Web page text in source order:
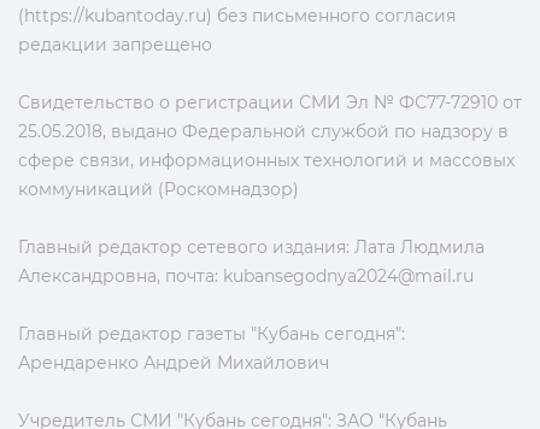
(https://kubantoday.ru) без письменного согласия
редакции запрещено
Свидетельство о регистрации СМИ Эл № ФС77-72910 от
25.05.2018, выдано Федеральной службой по надзору в
сфере связи, информационных технологий и массовых
коммуникаций (Роскомнадзор)
Главный редактор сетевого издания: Лата Людмила
Александровна, почта: kubansegodnya2024@mail.ru
Главный редактор газеты "Кубань сегодня":
Арендаренко Андрей Михайлович
Учредитель СМИ "Кубань сегодня": ЗАО "Кубань